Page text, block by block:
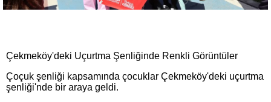
Çekmeköy'deki Uçurtma Şenliğinde Renkli Görüntüler
Çoçuk şenliği kapsamında çocuklar Çekmeköy'deki uçurtma
şenliği'nde bir araya geldi.